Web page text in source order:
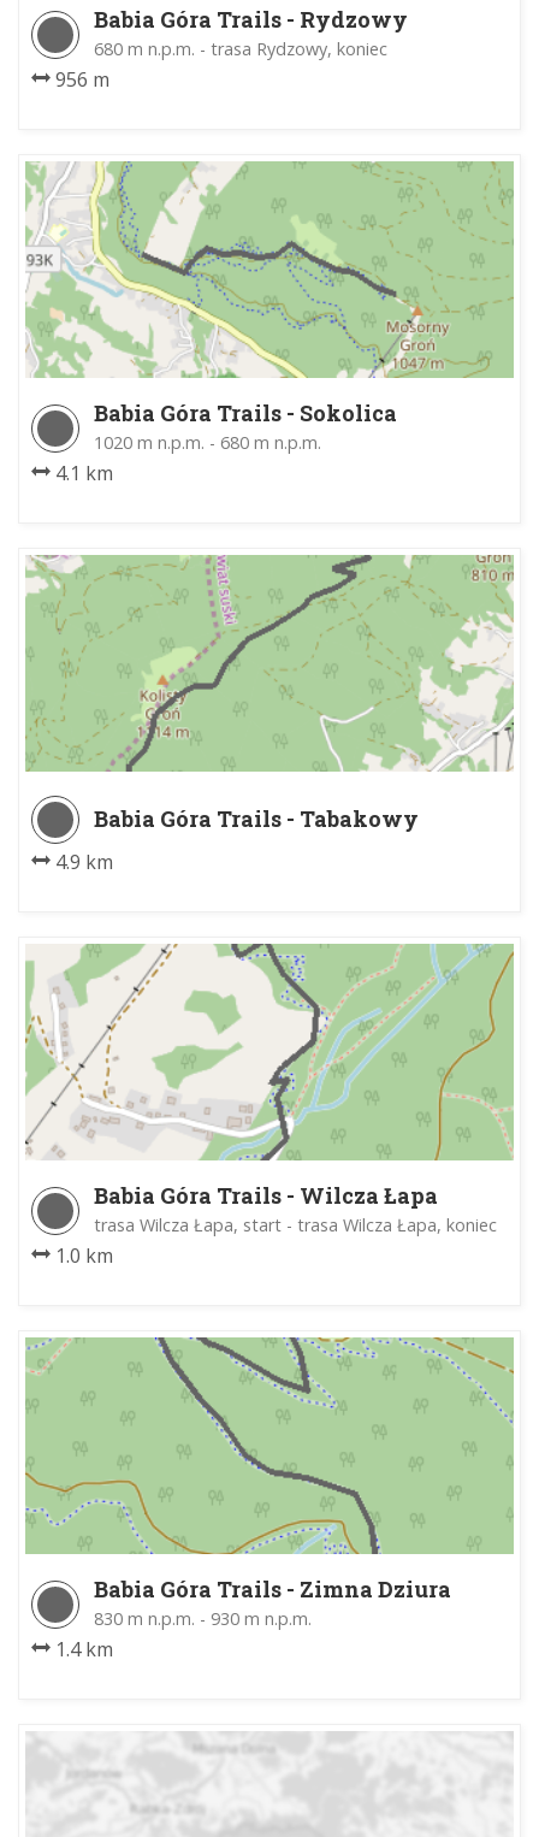
Babia Góra Trails - Rydzowy
680 m n.p.m. - trasa Rydzowy, koniec
956 m
Babia Góra Trails - Sokolica
1020 m n.p.m. - 680 m n.p.m.
4.1 km
Babia Góra Trails - Tabakowy
4.9 km
Babia Góra Trails - Wilcza Łapa
trasa Wilcza Łapa, start - trasa Wilcza Łapa, koniec
1.0 km
Babia Góra Trails - Zimna Dziura
830 m n.p.m. - 930 m n.p.m.
1.4 km